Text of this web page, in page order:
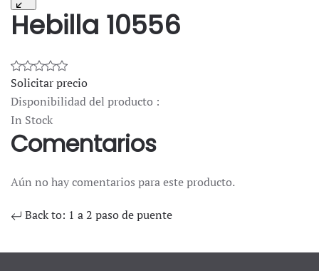
Hebilla 10556
Solicitar precio
Disponibilidad del producto :
In Stock
Comentarios
Aún no hay comentarios para este producto.
Back to: 1 a 2 paso de puente